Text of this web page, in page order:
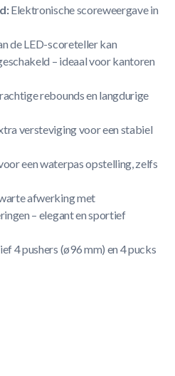
Elektronische scoreweergave in
de LED-scoreteller kan
– ideaal voor kantoren
rebounds en langdurige
versteviging voor een stabiel
een waterpas opstelling, zelfs
afwerking met
– elegant en sportief
4 pushers (ø96 mm) en 4 pucks